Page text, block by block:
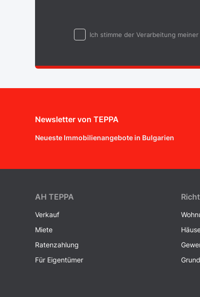
Ich stimme der Verarbeitung meiner
Newsletter von TEPPA
Neueste Immobilienangebote in Bulgarien
AH ТEPPA
Verkauf
Miete
Ratenzahlung
Für Eigentümer